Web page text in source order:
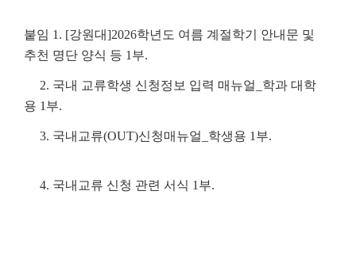
붙임 1. [강원대]2026학년도 여름 계절학기 안내문 및
추천 명단 양식 등 1부.
2. 국내 교류학생 신청정보 입력 매뉴얼_학과 대학
용 1부.
3. 국내교류(OUT)신청매뉴얼_학생용 1부.
4. 국내교류 신청 관련 서식 1부.